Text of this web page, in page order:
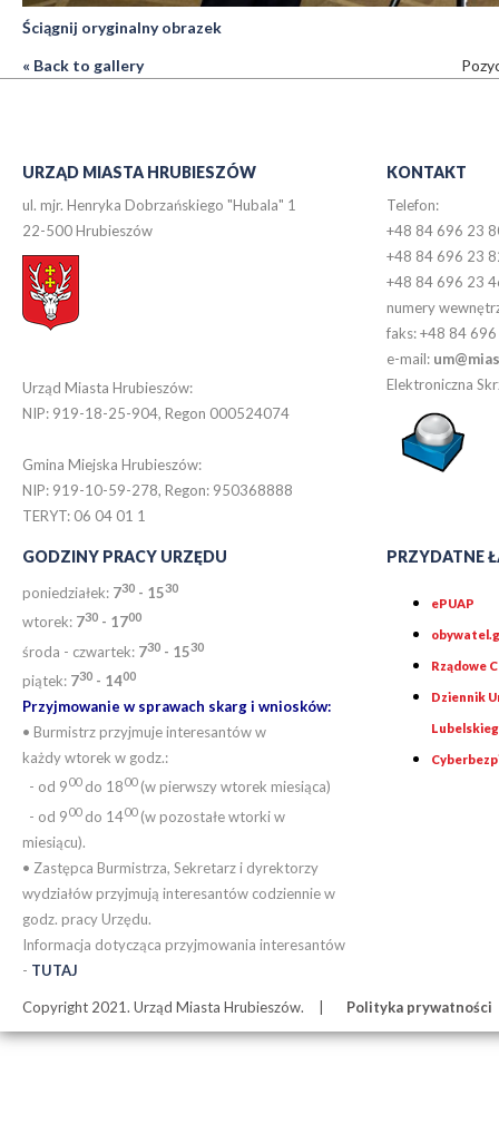
Ściągnij oryginalny obrazek
« Back to gallery
URZĄD MIASTA HRUBIESZÓW
ul. mjr. Henryka Dobrzańskiego "Hubala" 1
22-500 Hrubieszów
Urząd Miasta Hrubieszów:
NIP: 919-18-25-904, Regon 000524074
Gmina Miejska Hrubieszów:
NIP: 919-10-59-278, Regon: 950368888
TERYT: 06 04 01 1
KONTAKT
Telefon:
+48 84 696 23
+48 84 696 23
+48 84 696 23
numery
faks: +48 84
e-mail:
Elektroniczna
GODZINY PRACY URZĘDU
poniedziałek: 730 - 1530
wtorek: 730 - 1700
środa - czwartek: 730 - 1530
piątek: 730 - 1400
Przyjmowanie w sprawach skarg i wniosków:
• Burmistrz przyjmuje interesantów w
każdy wtorek w godz.:
- od 900do 1800(w pierwszy wtorek miesiąca)
- od 900do 1400(w pozostałe wtorki w
miesiącu).
• Zastępca Burmistrza, Sekretarz i dyrektorzy
wydziałów przyjmują interesantów codziennie w
godz. pracy Urzędu.
Informacja dotycząca przyjmowania interesantów
- TUTAJ
PRZYDATNE
ePUAP
Rządowe
Dziennik
Copyright 2021. Urząd Miasta Hrubieszów. Polityka prywatności